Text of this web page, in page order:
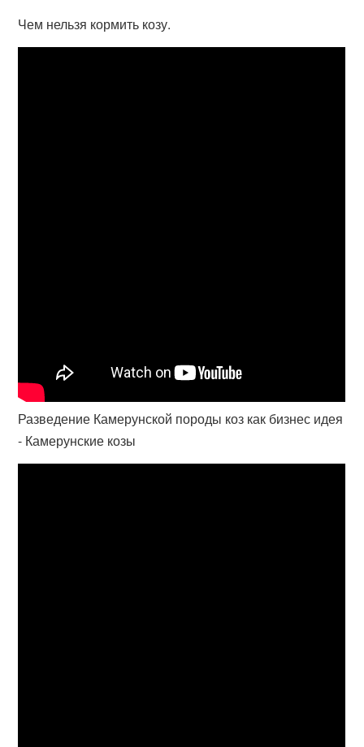
Чем нельзя кормить козу.
Разведение Камерунской породы коз как бизнес идея
- Камерунские козы